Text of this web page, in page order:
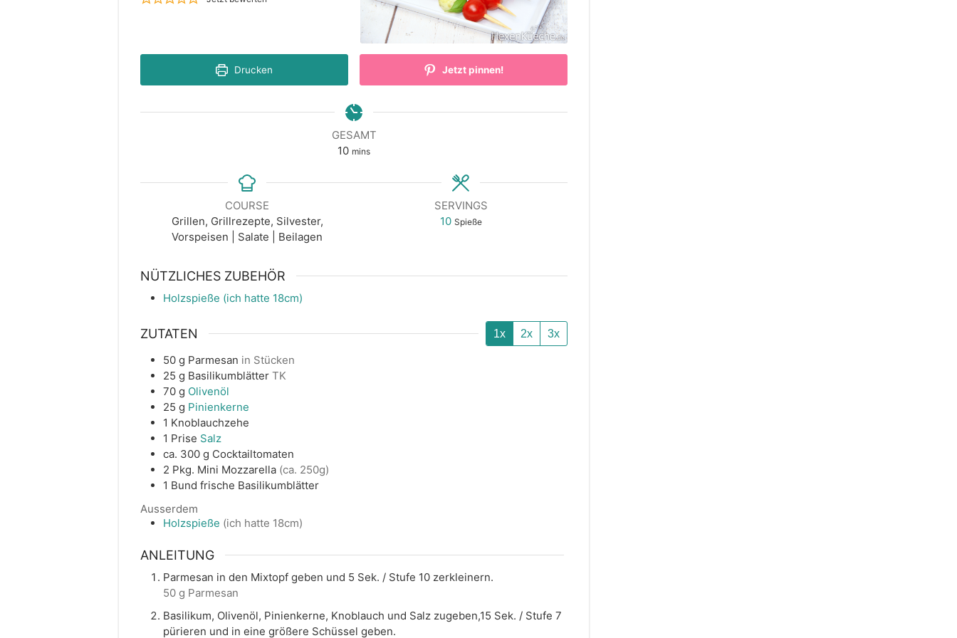
Drucken Jetzt pinnen!
GESAMT
10minutes
mins
COURSE
Grillen, Grillrezepte, Silvester,
Vorspeisen | Salate | Beilagen
SERVINGS
10 Spieße
NÜTZLICHES ZUBEHÖR
Holzspieße (ich hatte 18cm)
ZUTATEN 1x 2x 3x
50 g Parmesan in Stücken
25 g Basilikumblätter TK
70 g Olivenöl
25 g Pinienkerne
1 Knoblauchzehe
1 Prise Salz
ca. 300 g Cocktailtomaten
2 Pkg. Mini Mozzarella (ca. 250g)
1 Bund frische Basilikumblätter
Ausserdem
Holzspieße (ich hatte 18cm)
ANLEITUNG
Parmesan in den Mixtopf geben und 5 Sek. / Stufe 10 zerkleinern.
50 g Parmesan
Basilikum, Olivenöl, Pinienkerne, Knoblauch und Salz zugeben,15 Sek. / Stufe 7
pürieren und in eine größere Schüssel geben.